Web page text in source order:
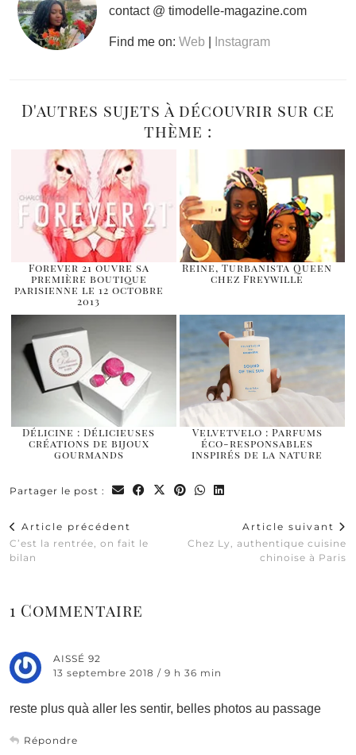
contact @ timodelle-magazine.com
Find me on: Web Instagram
D'autres sujets à découvrir sur ce
thème :
Forever 21 ouvre sa
première boutique
parisienne le 12 octobre
2013
Reine, Turbanista Queen
chez Freywille
Délicine : Délicieuses
créations de bijoux
gourmands
Velvetvelo : Parfums
éco-responsables
inspirés de la nature
Partager le post :
Article précédent
C’est la rentrée, on fait le
bilan
Article suivant
Chez Ly, authentique cuisine
chinoise à Paris
1 Commentaire
AISSÉ 92
13 septembre 2018 / 9 h 36 min
reste plus quà aller les sentir, belles photos au passage
Répondre